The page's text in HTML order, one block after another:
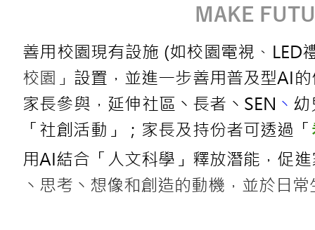
MAKE
善用校園現有設施 (如校園電視、LED
校園」 設置，並進一步善用普及型AI
家長參與， 延伸社區丶 長者丶SEN 丶 幼
「社創活動」；​​ ​​家長及持份者可透過 「
用AI結合「人文科學」釋放潛能，促
丶思考丶想像和創造的動機，並於日